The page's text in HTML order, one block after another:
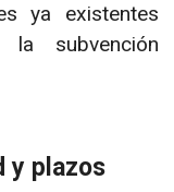
ya existentes
subvención
y plazos